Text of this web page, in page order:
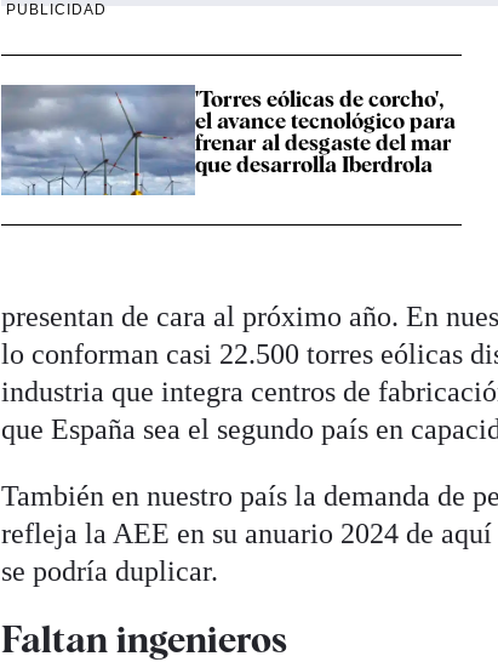
PUBLICIDAD
'Torres eólicas de corcho',
el avance tecnológico para
frenar al desgaste del mar
que desarrolla Iberdrola
presentan de cara al próximo año. En
lo conforman casi 22.500 torres eólicas
industria que integra centros de
que España sea el segundo país en
También en nuestro país la demanda de
refleja la AEE en su anuario 2024 de
se podría duplicar.
Faltan ingenieros